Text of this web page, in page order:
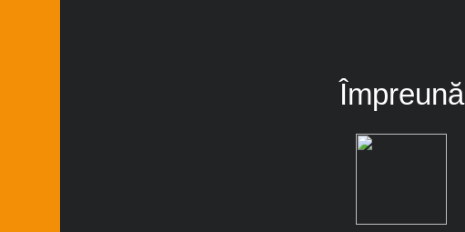
Împreună